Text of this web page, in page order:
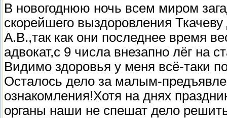
В новогоднюю ночь всем миром
скорейшего выздоровления
А.В.,так как они последнее время
адвокат,с 9 числа внезапно лёг на
Видимо здоровья у меня всё-таки
Осталось дело за малым-
ознакомления!Хотя на днях
органы наши не спешат дело